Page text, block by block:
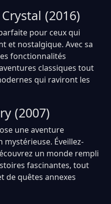
(2016)
pour ceux qui
et nostalgique. Avec sa
fonctionnalités
classiques tout
qui raviront les
(2007)
une aventure
Éveillez-
un monde rempli
fascinantes, tout
de quêtes annexes